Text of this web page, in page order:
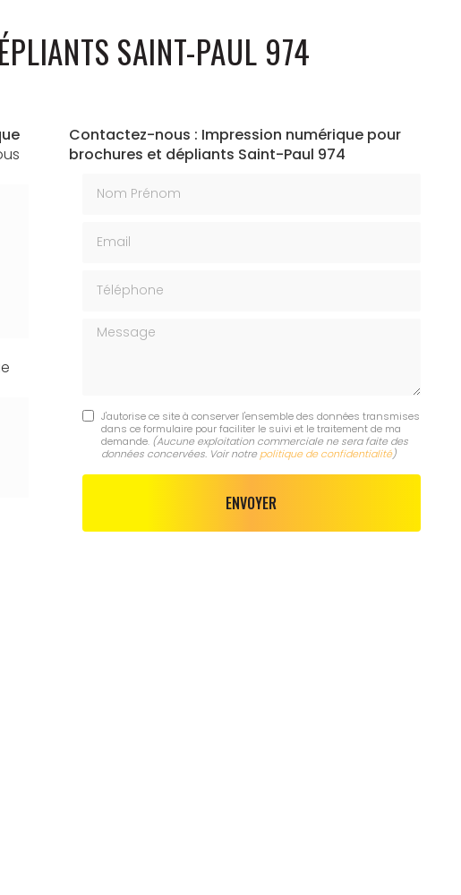
SAINT-PAUL 974
Contactez-nous : Impression numérique pour
brochures et dépliants Saint-Paul 974
Message
J'autorise ce site à conserver l'ensemble des données transmises
dans ce formulaire pour faciliter le suivi et le traitement de ma
demande. (Aucune exploitation commerciale ne sera faite des
données concervées. Voir notre politique de confidentialité)